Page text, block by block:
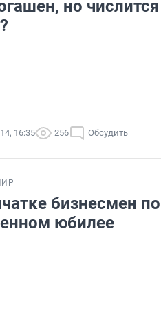
но
16:35 256 Обсудить
бизнесмен
юбилее